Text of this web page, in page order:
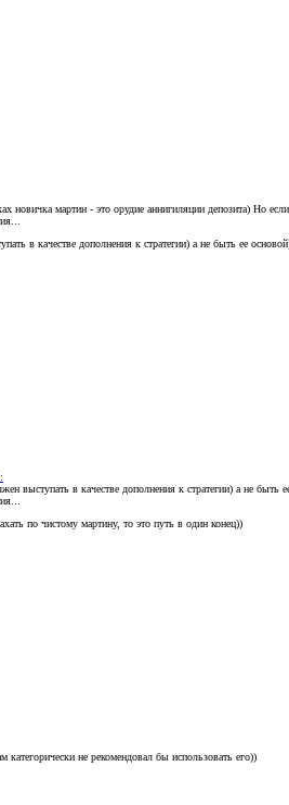
новичка мартин - это орудие аннигиляции депозита) Но
в качестве дополнения к стратегии) а не быть ее
выступать в качестве дополнения к стратегии) а не быть
по чистому мартину, то это путь в один конец))
не рекомендовал бы использовать его))